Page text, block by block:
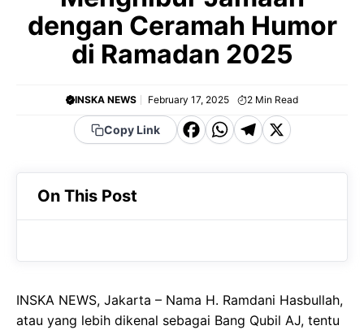
dengan Ceramah Humor
di Ramadan 2025
INSKA NEWS February 17, 2025 2 Min Read
Copy Link
F
c
o
k
W
a
A
p
p
T
e
a
m
X
On This Post
INSKA NEWS, Jakarta – Nama H. Ramdani Hasbullah,
atau yang lebih dikenal sebagai Bang Qubil AJ, tentu